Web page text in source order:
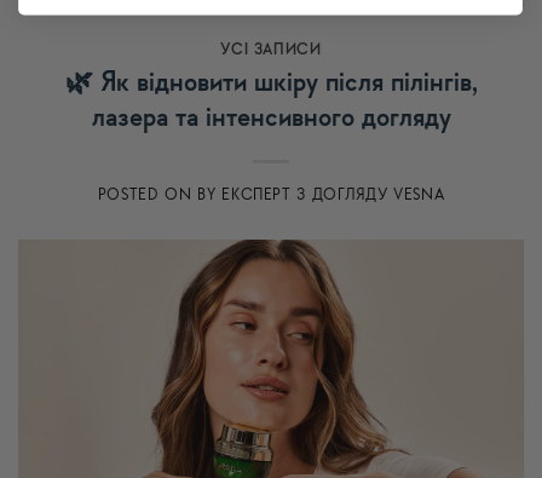
УСI ЗАПИСИ
🌿 Як відновити шкіру після пілінгів,
лазера та інтенсивного догляду
POSTED ON BY ЕКСПЕРТ З ДОГЛЯДУ VESNA